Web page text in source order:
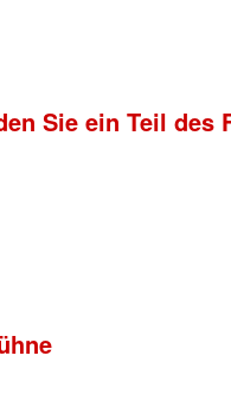
Sie ein Teil des